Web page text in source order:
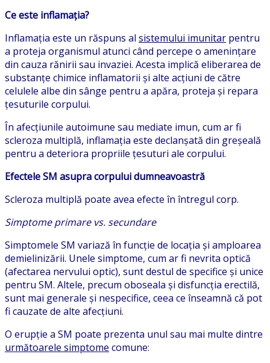
Ce este inflamația?
Inflamația este un răspuns al sistemului imunitar pentru
a proteja organismul atunci când percepe o amenințare
din cauza rănirii sau invaziei. Acesta implică eliberarea de
substanțe chimice inflamatorii și alte acțiuni de către
celulele albe din sânge pentru a apăra, proteja și repara
țesuturile corpului.
În afecțiunile autoimune sau mediate imun, cum ar fi
scleroza multiplă, inflamația este declanșată din greșeală
pentru a deteriora propriile țesuturi ale corpului.
Efectele SM asupra corpului dumneavoastră
Scleroza multiplă poate avea efecte în întregul corp.
Simptome primare vs. secundare
Simptomele SM variază în funcție de locația și amploarea
demielinizării. Unele simptome, cum ar fi nevrita optică
(afectarea nervului optic), sunt destul de specifice și unice
pentru SM. Altele, precum oboseala și disfuncția erectilă,
sunt mai generale și nespecifice, ceea ce înseamnă că pot
fi cauzate de alte afecțiuni.
O erupție a SM poate prezenta unul sau mai multe dintre
următoarele simptome comune: